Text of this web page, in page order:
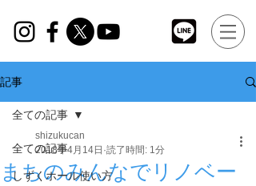
記事
全ての記事
しずくホール使い方
全ての記事
まちのみんなでリノベー
shizukucan
2018年4月14日 読了時間: 1分